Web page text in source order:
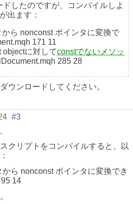
したのですが、コンパイルしよ
出ます：
ら nonconst ポインタに変換で
.mqh 171 11
objectに対してconstでないメソッ
.mqh 285 28
ウンロードしてください。
#3
クリプトをコンパイルすると、以
ら nonconst ポインタに変換でき
14